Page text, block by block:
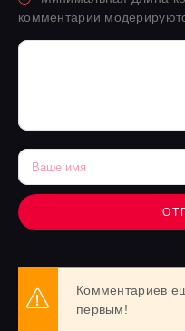
комментарии
Комментариев
первым!